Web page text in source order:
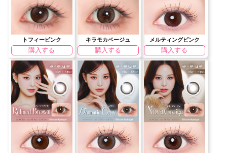
トフィーピンク
購入する
キラモカベージュ
購入する
メルティングピンク
購入する